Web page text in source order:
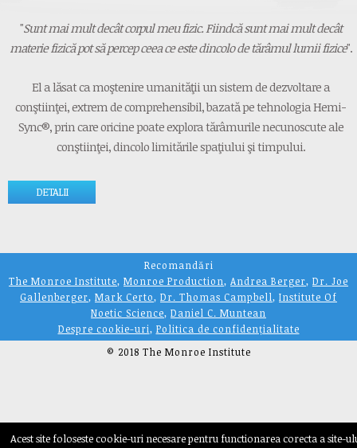
"Sunt mai mult decât corpul meu fizic. Fiindcă sunt mai mult decât
materie fizică pot să percep ceea ce este dincolo de tărâmul lumii fizice".
El a lăsat ca moştenire umanităţii un sistem de dezvoltare a
conştiinţei, extrem de comprehensibil, bazată pe tehnologia Hemi-
Sync®, prin care oricine poate explora tărâmurile necunoscute ale
conştiinţei, dincolo limitările spaţiului şi timpului.
DETALII
Recomandări
The Monroe Institute, Monroe Production, Andrea Berger, Dr. Joe
Gallenberger, Mark Certo, Dr. Thomas Campbell, Institute Of
Noetic Science, Daniel C. Muntean
Despre cookie-uri, Politica de confidențialitate
© 2018 The Monroe Institute
Acest site foloseste cookie-uri necesare pentru functionarea corecta a site-